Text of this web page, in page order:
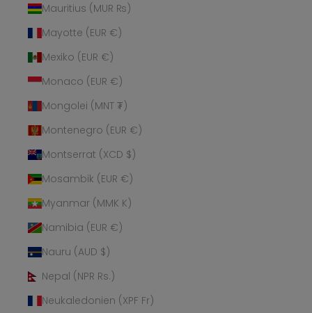
Mauritius (MUR ₨)
Mayotte (EUR €)
Mexiko (EUR €)
Monaco (EUR €)
Mongolei (MNT ₮)
Montenegro (EUR €)
Montserrat (XCD $)
Mosambik (EUR €)
Myanmar (MMK K)
Namibia (EUR €)
Nauru (AUD $)
Nepal (NPR Rs.)
Neukaledonien (XPF Fr)